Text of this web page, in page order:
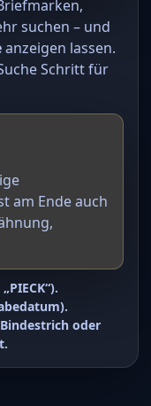
suchen – und
anzeigen lassen.
Schritt für
am Ende auch
oder